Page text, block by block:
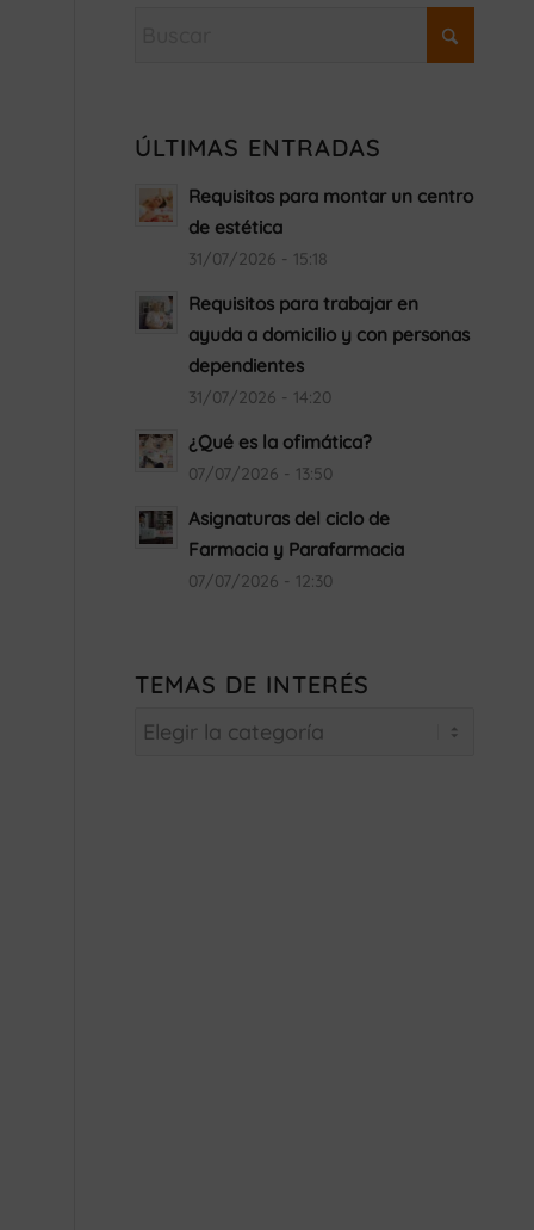
ÚLTIMAS ENTRADAS
Requisitos para montar un centro
de estética
31/07/2026 - 15:18
Requisitos para trabajar en
ayuda a domicilio y con personas
dependientes
31/07/2026 - 14:20
¿Qué es la ofimática?
07/07/2026 - 13:50
Asignaturas del ciclo de
Farmacia y Parafarmacia
07/07/2026 - 12:30
TEMAS DE INTERÉS